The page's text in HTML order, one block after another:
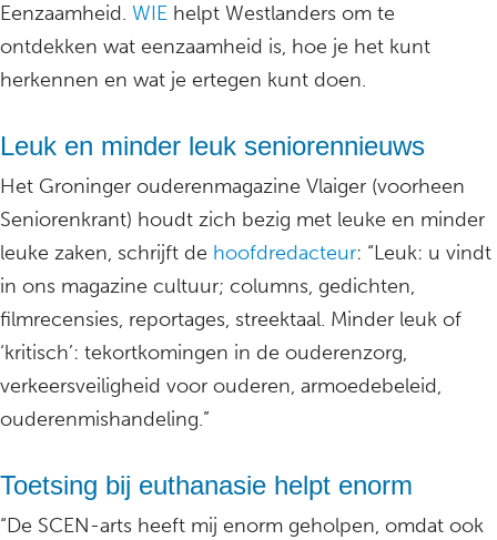
Eenzaamheid. WIE helpt Westlanders om te
ontdekken wat eenzaamheid is, hoe je het kunt
herkennen en wat je ertegen kunt doen.
Leuk en minder leuk seniorennieuws
Het Groninger ouderenmagazine Vlaiger (voorheen
Seniorenkrant) houdt zich bezig met leuke en minder
leuke zaken, schrijft de hoofdredacteur: “Leuk: u vindt
in ons magazine cultuur; columns, gedichten,
filmrecensies, reportages, streektaal. Minder leuk of
‘kritisch’: tekortkomingen in de ouderenzorg,
verkeersveiligheid voor ouderen, armoedebeleid,
ouderenmishandeling.”
Toetsing bij euthanasie helpt enorm
“De SCEN-arts heeft mij enorm geholpen, omdat ook